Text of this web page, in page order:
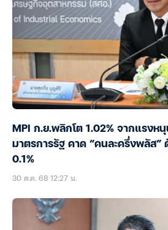
MPI ก.ย.พลิกโต 1.02% จากแรงห
มาตรการรัฐ คาด “คนละครึ่งพลัส”
0.1%
30 ต.ค. 68 12:27 น.